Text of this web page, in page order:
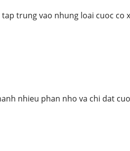
trung vao nhung loai cuoc co
nhieu phan nho va chi dat